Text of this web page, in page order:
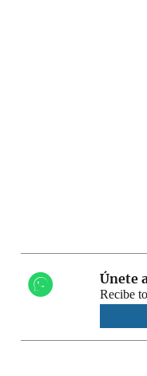
Únete
Recibe